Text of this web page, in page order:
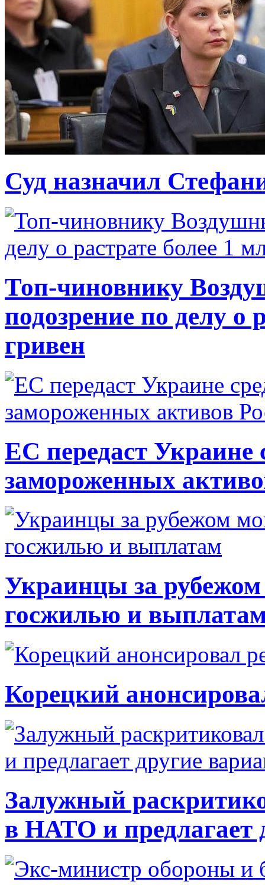
Суд назначил
Топ-чиновнику
подозрение по делу о
гривен
ЕС передаст Украине
замороженных
Украинцы за рубежом
госжилью и
Корецкий
Залужный
в НАТО и предлагает